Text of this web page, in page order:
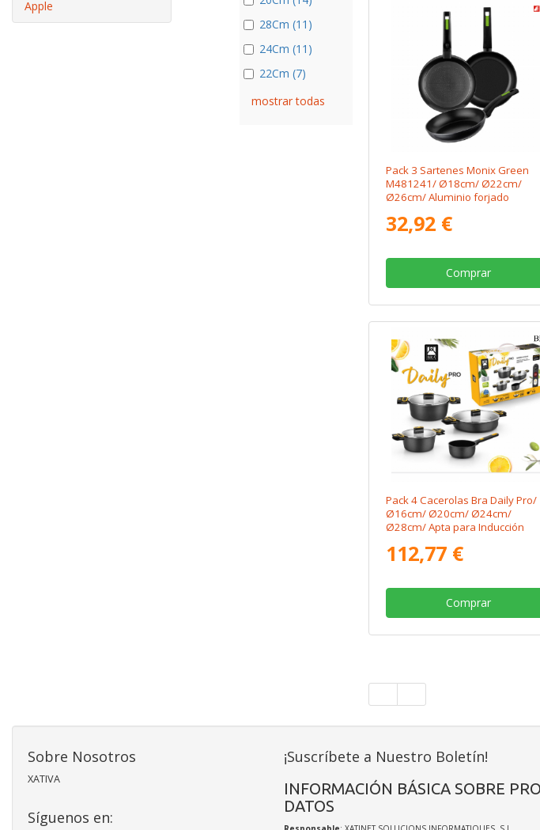
Apple
28Cm (11)
24Cm (11)
22Cm (7)
mostrar todas
Pack 3 Sartenes Monix Green
M481241/ Ø18cm/ Ø22cm/
Ø26cm/ Aluminio forjado
32,92 €
Comprar
Pack 4 Cacerolas Bra Daily Pro/
Ø16cm/ Ø20cm/ Ø24cm/
Ø28cm/ Apta para Inducción
112,77 €
Comprar
Sobre Nosotros
XATIVA
Síguenos en:
¡Suscríbete a Nuestro Boletín!
INFORMACIÓN BÁSICA SOBRE
DATOS